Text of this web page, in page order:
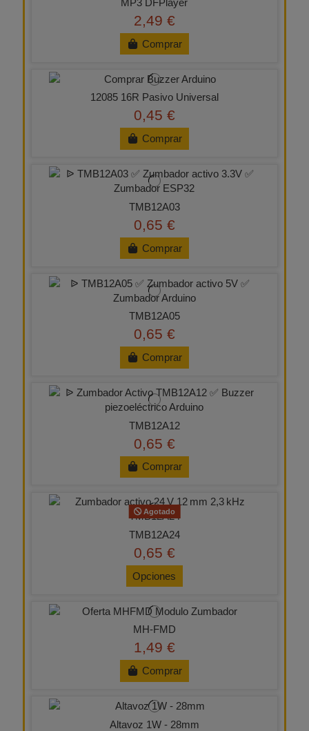
MP3 DFPlayer
2,49 €
Comprar
12085 16R Pasivo Universal
0,45 €
Comprar
TMB12A03
0,65 €
Comprar
TMB12A05
0,65 €
Comprar
TMB12A12
0,65 €
Comprar
Agotado
TMB12A24
0,65 €
Opciones
MH-FMD
1,49 €
Comprar
Altavoz 1W - 28mm